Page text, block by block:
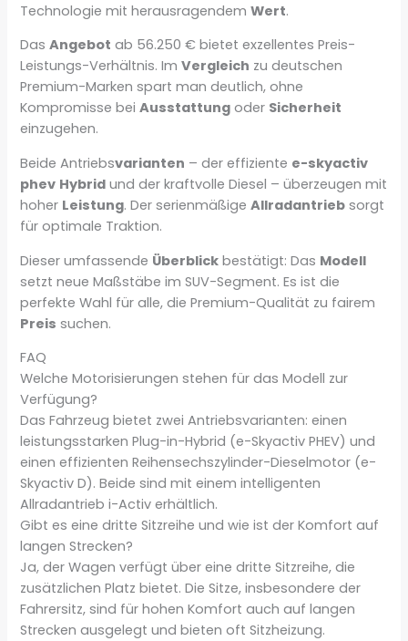
Technologie mit herausragendemWert.
DasAngebot ab 56.250 € bietet exzellentes Preis-
Leistungs-Verhältnis. ImVergleich zu deutschen
Premium-Marken spart man deutlich, ohne
Kompromisse beiAusstattung oder Sicherheit
einzugehen.
Beide Antriebsvarianten – der effiziente e-skyactiv
phev Hybrid und der kraftvolle Diesel – überzeugen mit
hoher Leistung. Der serienmäßigeAllradantrieb sorgt
für optimale Traktion.
Dieser umfassende Überblick bestätigt: Das Modell
setzt neue Maßstäbe im SUV-Segment. Es ist die
perfekte Wahl für alle, die Premium-Qualität zu fairem
Preis suchen.
FAQ
Welche Motorisierungen stehen für das Modell zur
Verfügung?
Das Fahrzeug bietet zwei Antriebsvarianten: einen
leistungsstarken Plug-in-Hybrid (e-Skyactiv PHEV) und
einen effizienten Reihensechszylinder-Dieselmotor (e-
Skyactiv D). Beide sind mit einem intelligenten
Allradantrieb i-Activ erhältlich.
Gibt es eine dritte Sitzreihe und wie ist der Komfort auf
langen Strecken?
Ja, der Wagen verfügt über eine dritte Sitzreihe, die
zusätzlichen Platz bietet. Die Sitze, insbesondere der
Fahrersitz, sind für hohen Komfort auch auf langen
Strecken ausgelegt und bieten oft Sitzheizung.